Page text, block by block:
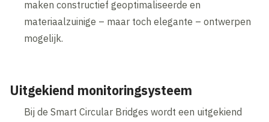
maken constructief geoptimaliseerde en
materiaalzuinige – maar toch elegante – ontwerpen
mogelijk.
Uitgekiend monitoringsysteem
Bij de Smart Circular Bridges wordt een uitgekiend